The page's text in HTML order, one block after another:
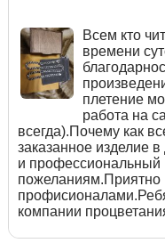
Всем кто
времени
плетение
работа на
всегда).Почему как
заказанное изделие
и профессиональный
пожеланиям.Приятно
компании